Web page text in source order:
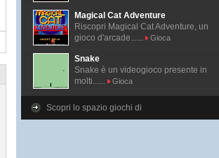
Magical Cat Adventure
Riscopri Magical Cat Adventure, un
gioco d'arcade......
Gioca
Snake
Snake è un videogioco presente in
molti......
Gioca
Scopri lo spazio giochi di